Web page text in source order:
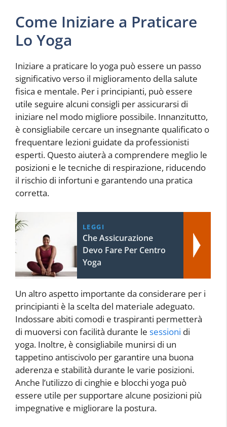
Come Iniziare a Praticare
Lo Yoga
Iniziare a praticare lo yoga può essere un passo
significativo verso il miglioramento della salute
fisica e mentale. Per i principianti, può essere
utile seguire alcuni consigli per assicurarsi di
iniziare nel modo migliore possibile. Innanzitutto,
è consigliabile cercare un insegnante qualificato o
frequentare lezioni guidate da professionisti
esperti. Questo aiuterà a comprendere meglio le
posizioni e le tecniche di respirazione, riducendo
il rischio di infortuni e garantendo una pratica
corretta.
LEGGI
Che Assicurazione
Devo Fare Per Centro
Yoga
Un altro aspetto importante da considerare per i
principianti è la scelta del materiale adeguato.
Indossare abiti comodi e traspiranti permetterà
di muoversi con facilità durante le sessioni di
yoga. Inoltre, è consigliabile munirsi di un
tappetino antiscivolo per garantire una buona
aderenza e stabilità durante le varie posizioni.
Anche l’utilizzo di cinghie e blocchi yoga può
essere utile per supportare alcune posizioni più
impegnative e migliorare la postura.